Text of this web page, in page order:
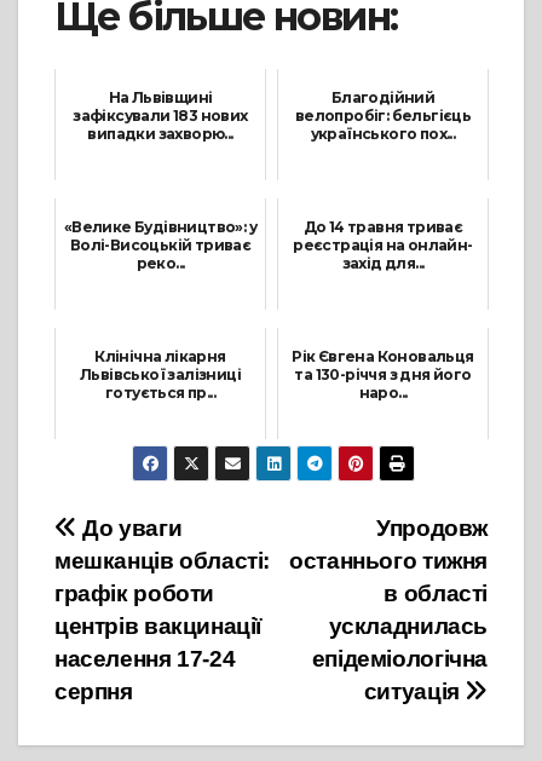
Ще більше новин:
На Львівщині
зафіксували 183 нових
випадки захворю...
Благодійний
велопробіг: бельгієць
українського пох...
«Велике Будівництво»: у
Волі-Висоцькій триває
реко...
До 14 травня триває
реєстрація на онлайн-
захід для...
Клінічна лікарня
Львівської залізниці
готується пр...
20 Жовтня, 2021
Рік Євгена Коновальця
та 130-річчя з дня його
наро...
6 Травня, 2021
Навігація
записів
Упродовж
останнього тижня
в області
ускладнилась
епідеміологічна
ситуація
До уваги
мешканців області:
графік роботи
центрів вакцинації
населення 17-24
серпня